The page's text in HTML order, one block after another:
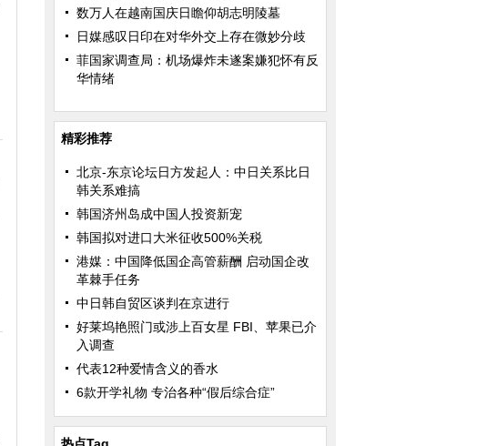
数万人在越南国庆日瞻仰胡志明陵墓
日媒感叹日印在对华外交上存在微妙分歧
菲国家调查局：机场爆炸未遂案嫌犯怀有反
华情绪
精彩推荐
北京-东京论坛日方发起人：中日关系比日
韩关系难搞
韩国济州岛成中国人投资新宠
韩国拟对进口大米征收500%关税
港媒：中国降低国企高管薪酬 启动国企改
革棘手任务
中日韩自贸区谈判在京进行
好莱坞艳照门或涉上百女星 FBI、苹果已介
入调查
代表12种爱情含义的香水
6款开学礼物 专治各种“假后综合症”